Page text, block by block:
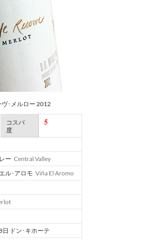
･メルロー 2012
コスパ
度
5
ー Central Valley
ル･アロモ Viña El Aromo
ドン･キホーテ